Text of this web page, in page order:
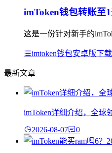
imToken钱包转账至
这是一份针对新手的
imtoken钱包安卓版下载
最新文章
imToken详细介绍，全球
2026-08-07 0